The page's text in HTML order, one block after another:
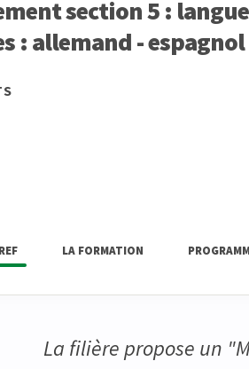
section 5 :
: allemand - espagnol
LA FORMATION
La filière propose un